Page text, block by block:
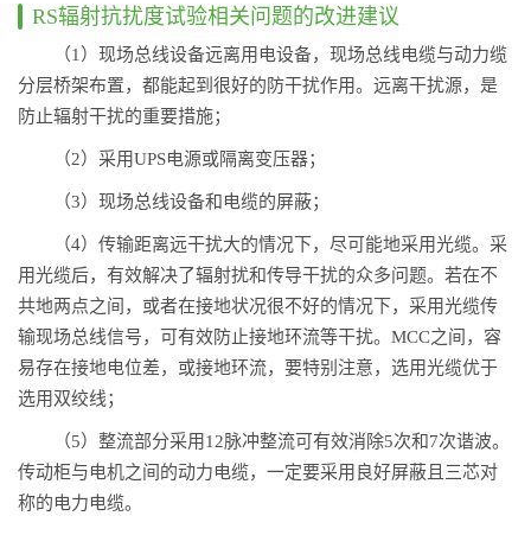
RS辐射抗扰度试验相关问题的改进建议
（1）现场总线设备远离用电设备，现场总线电缆与动力缆
分层桥架布置，都能起到很好的防干扰作用。远离干扰源，是
防止辐射干扰的重要措施；
（2）采用UPS电源或隔离变压器；
（3）现场总线设备和电缆的屏蔽；
（4）传输距离远干扰大的情况下，尽可能地采用光缆。采
用光缆后，有效解决了辐射扰和传导干扰的众多问题。若在不
共地两点之间，或者在接地状况很不好的情况下，采用光缆传
输现场总线信号，可有效防止接地环流等干扰。MCC之间，容
易存在接地电位差，或接地环流，要特别注意，选用光缆优于
选用双绞线；
（5）整流部分采用12脉冲整流可有效消除5次和7次谐波。
传动柜与电机之间的动力电缆，一定要采用良好屏蔽且三芯对
称的电力电缆。